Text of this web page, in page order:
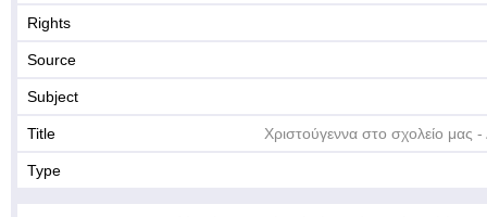
Rights
Source
Subject
Title Χριστούγεννα στο σχολείο μας -
Type